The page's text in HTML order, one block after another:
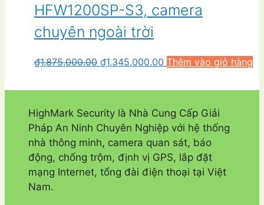
HFW1200SP-S3, camera
chuyên ngoài trời
₫1,875,000.00 Giá
là:
₫1,345,000.00 Giá
tại
₫1,345,000.00.
Thêm vào giỏ hàng
HighMark Security là Nhà Cung Cấp Giải
Pháp An Ninh Chuyên Nghiệp với hệ thống
nhà thông minh, camera quan sát, báo
động, chống trộm, định vị GPS, lắp đặt
mạng Internet, tổng đài điện thoại tại Việt
Nam.